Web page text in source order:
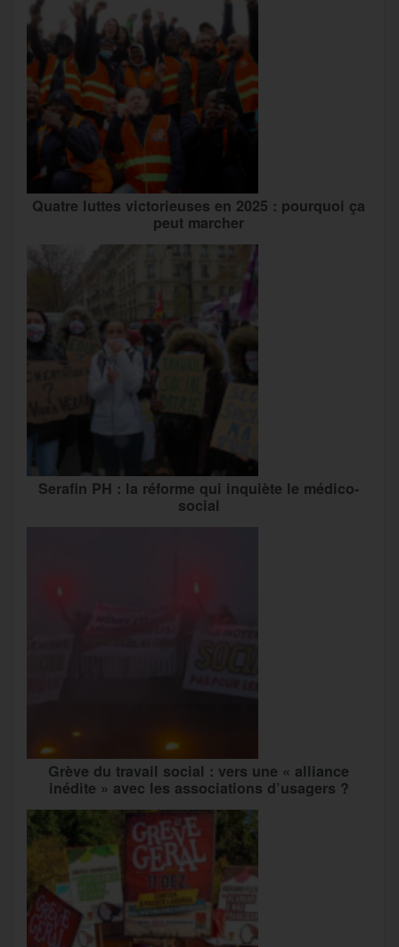
Quatre luttes victorieuses en 2025 : pourquoi ça
peut marcher
Serafin PH : la réforme qui inquiète le médico-
social
Grève du travail social : vers une « alliance
inédite » avec les associations d’usagers ?